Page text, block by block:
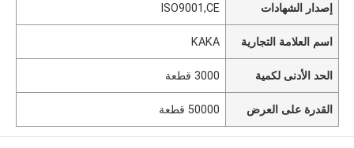
إصدار الشهادات ISO9001,CE
اسم العلامة التجارية KAKA
الحد الأدنى لكمية 3000 قطعة
القدرة على العرض 50000 قطعة